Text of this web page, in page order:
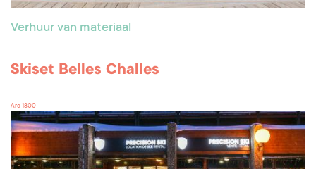
Verhuur van materiaal
Skiset Belles Challes
Arc 1800